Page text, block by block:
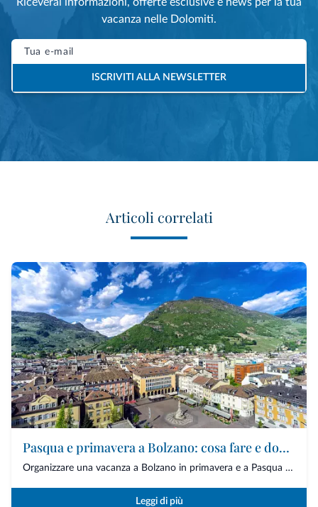
vacanza nelle Dolomiti.
ISCRIVITI ALLA NEWSLETTER
Articoli correlati
Pasqua e primavera a Bolzano: cosa fare e dove dormire in città
Organizzare una vacanza a Bolzano in primavera e a Pasqua significa scegliere una des...
Leggi di più